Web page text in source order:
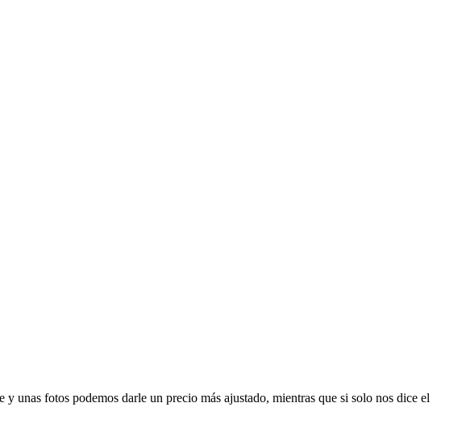
unas fotos podemos darle un precio más ajustado, mientras que si solo nos dice el